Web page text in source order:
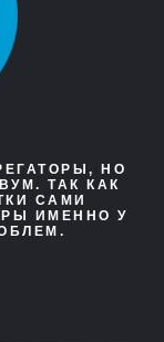
НО
ТАК КАК
САМИ
ИМЕННО У